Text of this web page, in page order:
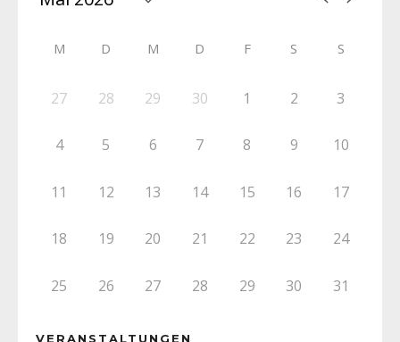
M D M D F S S
27 28 29 30 1 2 3
4 5 6 7 8 9 10
11 12 13 14 15 16 17
18 19 20 21 22 23 24
25 26 27 28 29 30 31
VERANSTALTUNGEN